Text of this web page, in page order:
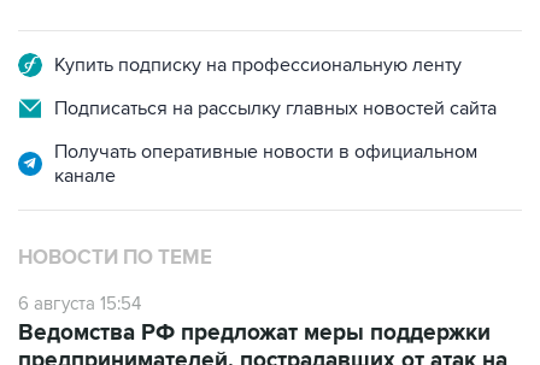
Купить подписку на профессиональную ленту
Подписаться на рассылку главных новостей сайта
Получать оперативные новости в официальном
канале
НОВОСТИ ПО ТЕМЕ
6 августа 15:54
Ведомства РФ предложат меры поддержки